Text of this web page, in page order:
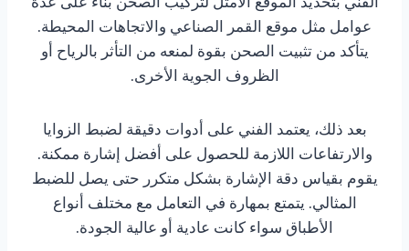
عوامل مثل موقع القمر الصناعي والاتجاهات المحيطة.
يتأكد من تثبيت الصحن بقوة لمنعه من التأثر بالرياح أو
الظروف الجوية الأخرى.
بعد ذلك، يعتمد الفني على أدوات دقيقة لضبط الزوايا
والارتفاعات اللازمة للحصول على أفضل إشارة ممكنة.
يقوم بقياس دقة الإشارة بشكل متكرر حتى يصل للضبط
المثالي. يتمتع بمهارة في التعامل مع مختلف أنواع
الأطباق سواء كانت عادية أو عالية الجودة.